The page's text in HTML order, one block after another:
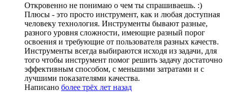
Откровенно не понимаю о чем ты спрашиваешь. :)
Плюсы - это просто инструмент, как и любая доступная
человеку технология. Инструменты бывают разные,
разного уровня сложности, имеющие разный порог
освоения и требующие от пользователя разных качеств.
Инструменты всегда выбираются исходя из задачи, для
того чтобы инструмент помог решить задачу достаточно
эффективным способом, с меньшими затратами и с
лучшими показателями качества.
Написано более трёх лет назад